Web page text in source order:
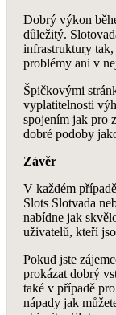
Dobrý výkon
důležitý.
infrastruktury tak,
problémy ani v
Špičkovými
vyplatitelnosti
spojením jak pro
dobré podoby
Závěr
V každém
Slots Slotvada
nabídne jak
uživatelů, kteří
Pokud jste
prokázat dobrý
také v případě
nápady jak